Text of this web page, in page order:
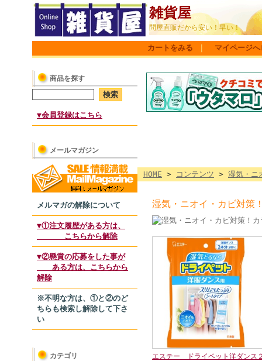
雑貨屋
問屋直販だから安い！早い！
カートをみる マイページ
商品を探す
▼会員登録はこちら
メールマガジン
メルマガの解除について
▼①注文履歴がある方は、
こちらから解除
▼②懸賞の応募をした事が
ある方は、こちらから
解除
※不明な方は、①と②のど
ちらも検索し解除して下さ
い
カテゴリ
HOME > コンテンツ > 湿気・ニ
湿気・ニオイ・カビ対策
エステー ドライペット洋ダンス